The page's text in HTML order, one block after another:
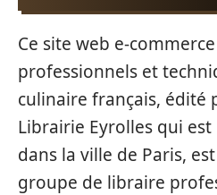
Ce site web e-
professionnels et
culinaire français, édité
Librairie Eyrolles qui est
dans la ville de Paris,
groupe de libraire